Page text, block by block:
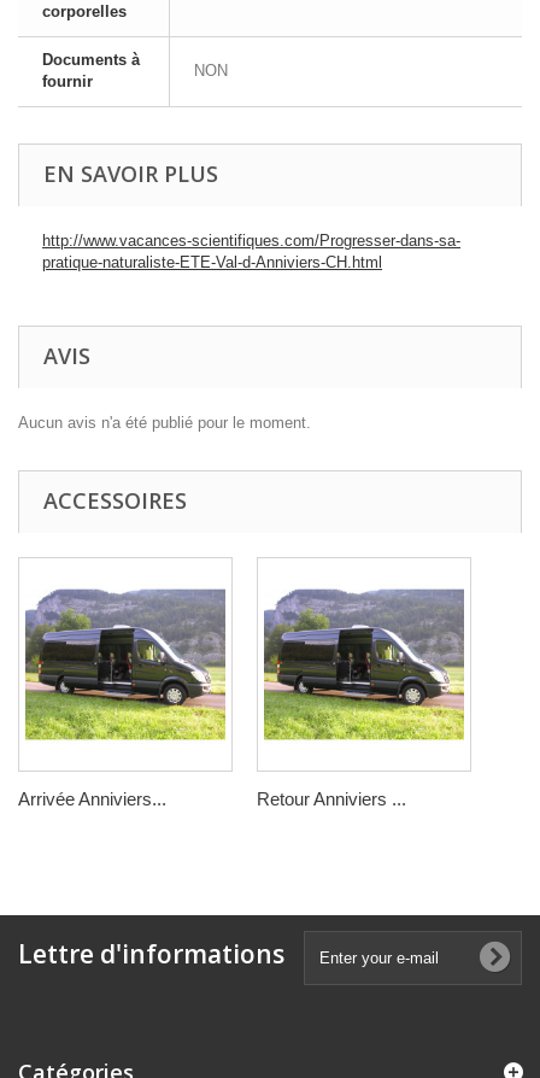
corporelles
Documents à
fournir
NON
EN SAVOIR PLUS
http://www.vacances-scientifiques.com/Progresser-dans-sa-
pratique-naturaliste-ETE-Val-d-Anniviers-CH.html
AVIS
Aucun avis n'a été publié pour le moment.
ACCESSOIRES
Arrivée Anniviers... Retour Anniviers ...
Lettre d'informations
Catégories